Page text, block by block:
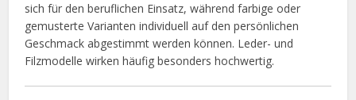
sich für den beruflichen Einsatz, während farbige oder
gemusterte Varianten individuell auf den persönlichen
Geschmack abgestimmt werden können. Leder- und
Filzmodelle wirken häufig besonders hochwertig.